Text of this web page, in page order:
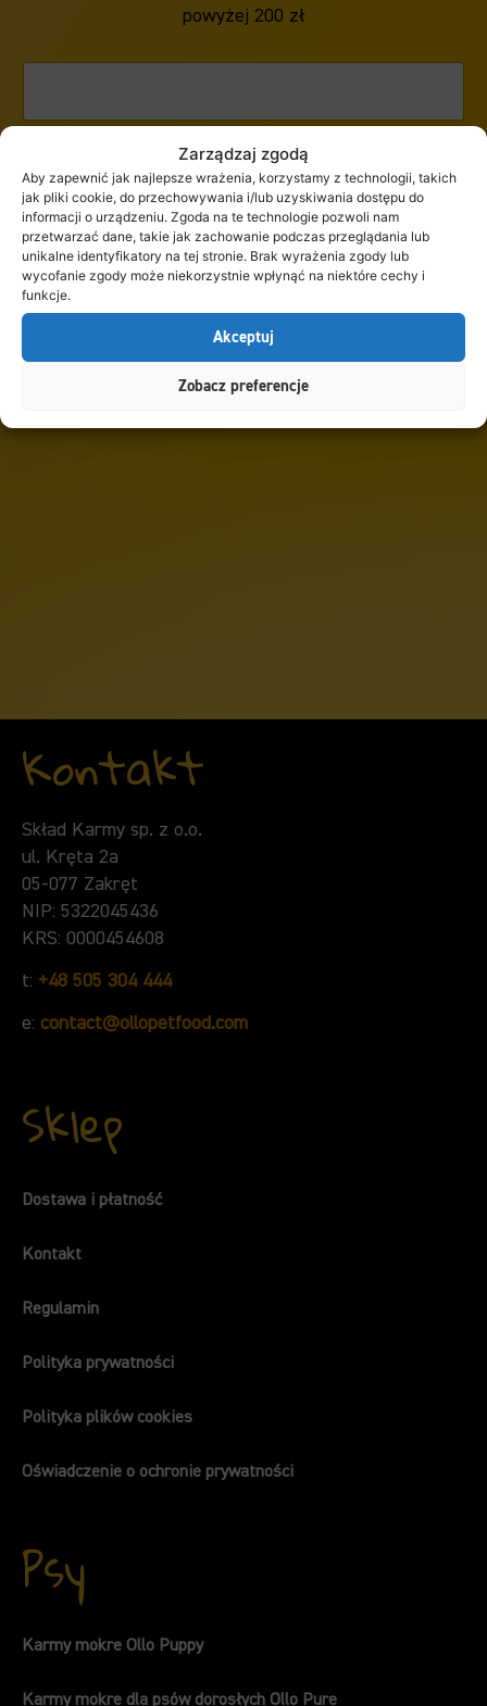
Zarządzaj zgodą
Aby zapewnić jak najlepsze wrażenia, korzystamy z technologii, takich
jak pliki cookie, do przechowywania i/lub uzyskiwania dostępu do
informacji o urządzeniu. Zgoda na te technologie pozwoli nam
przetwarzać dane, takie jak zachowanie podczas przeglądania lub
unikalne identyfikatory na tej stronie. Brak wyrażenia zgody lub
wycofanie zgody może niekorzystnie wpłynąć na niektóre cechy i
funkcje.
Akceptuj
Zobacz preferencje
powyżej 200 zł
ZAPISZ SIĘ
Kontakt
Skład Karmy sp. z o.o.
ul. Kręta 2a
05-077 Zakręt
NIP: 5322045436
KRS: 0000454608
t: +48 505 304 444
e: contact@ollopetfood.com
Sklep
Dostawa i płatność
Kontakt
Regulamin
Polityka prywatności
Polityka plików cookies
Oświadczenie o ochronie prywatności
Psy
Karmy mokre Ollo Puppy
Karmy mokre dla psów dorosłych Ollo Pure